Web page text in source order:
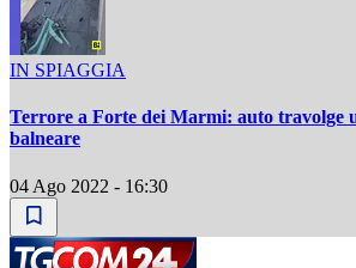
IN SPIAGGIA
Terrore a Forte dei Marmi: auto travolge
balneare
04 Ago 2022 - 16:30